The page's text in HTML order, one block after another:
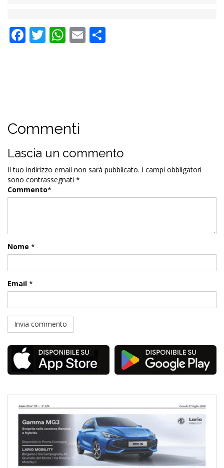
Facebook
Twitter
WhatsApp
Email
Commenti
Lascia un commento
Il tuo indirizzo email non sarà pubblicato. I campi obbligatori
sono contrassegnati *
Commento*
Nome *
Email *